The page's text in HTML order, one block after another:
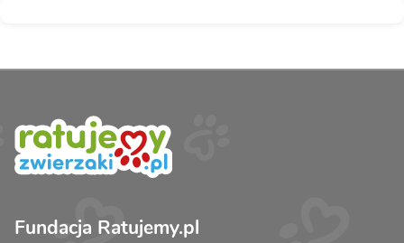
Fundacja Ratujemy.pl